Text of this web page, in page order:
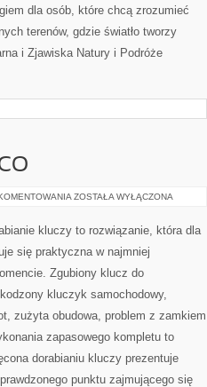
dla osób, które chcą zrozumieć
terenów, gdzie światło tworzy
i Zjawiska Natury i Podróże
UBEZPIECZENIA
ZOSTAŁA WYŁĄCZONA
kluczy to rozwiązanie, która dla
się praktyczna w najmniej
Zgubiony klucz do
kluczyk samochodowy,
zużyta obudowa, problem z zamkiem
zapasowego kompletu to
dorabianiu kluczy prezentuje
punktu zajmującego się